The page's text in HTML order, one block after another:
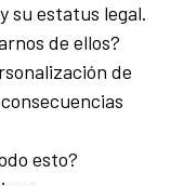
su estatus legal.
de ellos?
de
esto?